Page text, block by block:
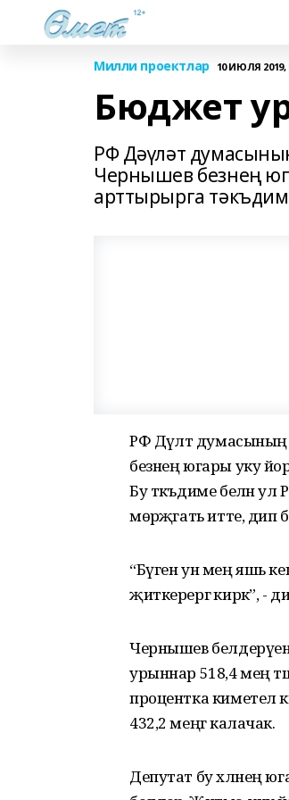
Милли проектлар 10 ИЮЛЯ 2019,
Бюджет
РФ Дәүләт
Чернышев безнең
арттырырга
РФ Дәүләт думасының
безнең югары уку
Бу тәкъдиме белән
мөрәҗәгать итте, дип
“Бүген ун мең яшь
җиткерергә кирәк”, -
Чернышев
урыннар 518,4 мең
процентка киметелә
432,2 меңгә калачак.
Депутат бу хәлнең